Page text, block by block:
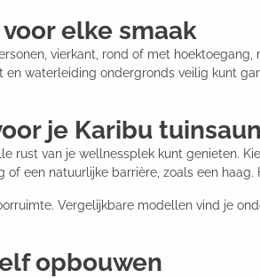
elke smaak
vierkant, rond of met
waterleiding ondergronds veilig kunt
je Karibu
rust van je wellnessplek kunt genieten.
of een natuurlijke barrière, zoals een
Vergelijkbare modellen vind je
opbouwen